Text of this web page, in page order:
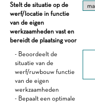
Stelt de situatie op de
werf/locatie in functie
van de eigen
werkzaamheden vast en
bereidt de plaatsing voor
- Beoordeelt de
situatie van de
werf/ruwbouw functie
van de eigen
werkzaamheden
- Bepaalt een optimale